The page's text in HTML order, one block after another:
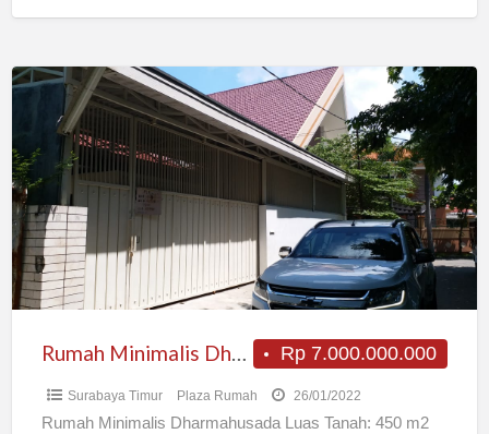
Rumah
Minimalis
Dharmahusada
Taman
Rp 7.000.000.000
Rumah Minimalis Dharmahusada Taman
Surabaya Timur Plaza Rumah 26/01/2022
Rumah Minimalis Dharmahusada Luas Tanah: 450 m2